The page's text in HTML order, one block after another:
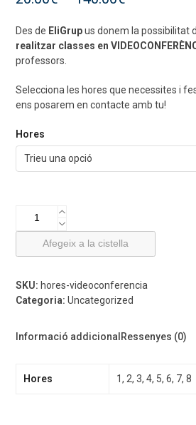
preus:
140.00€
Des de EliGrupus donem la possibilitat
realitzar classes en
professors.
Selecciona les hores que necessites i
ens posarem en contacte amb tu!
Hores
quantitat
per
Afegeix a la cistella
SKU:hores-videoconferencia
Categoria:Uncategorized
Informació addicionalRessenyes (0)
Hores 1, 2, 3, 4, 5, 6, 7, 8